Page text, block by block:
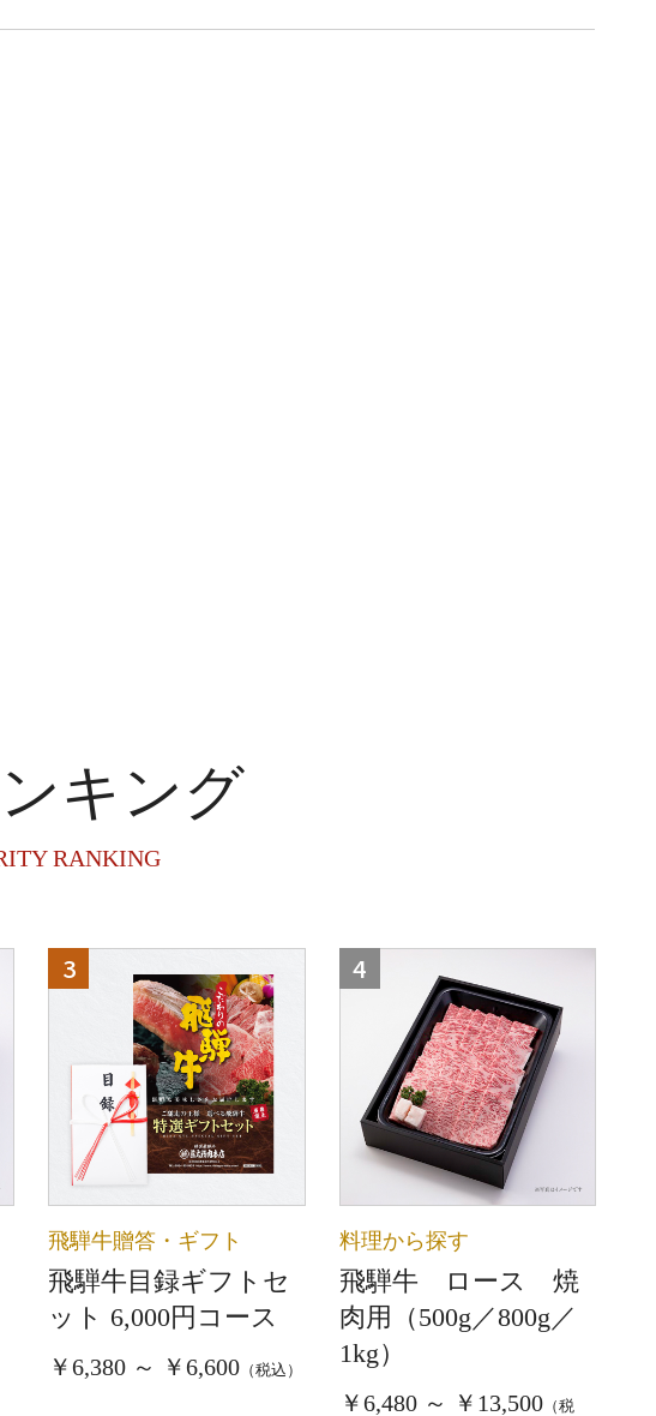
キング
RANKING
3
飛騨牛贈答・ギフト
飛騨牛目録ギフトセ
ット 6,000円コース
￥6,380 ～ ￥6,600 （税込）
4
料理から探す
飛騨牛 ロース 焼
肉用（500g／800g／
1kg）
￥6,480 ～ ￥13,500（税